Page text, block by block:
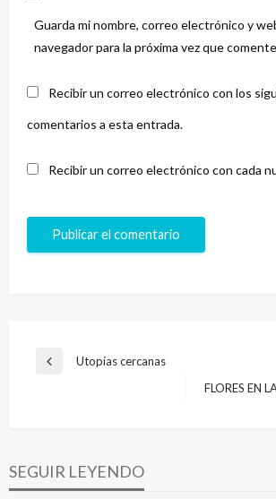
Guarda mi nombre, correo electrónico y
navegador para la próxima vez que
Recibir un correo electrónico con los
comentarios a esta entrada.
Recibir un correo electrónico con cada
Navegación
Entrada
Utopías cercanas
Entrada
FLORES EN
SEGUIR LEYENDO